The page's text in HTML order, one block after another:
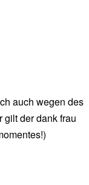
auch wegen des
der dank frau